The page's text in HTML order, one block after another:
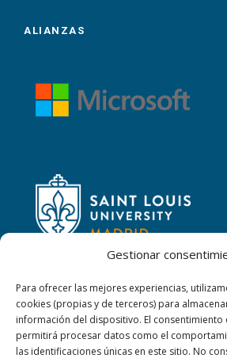
Gestionar
Para ofrecer las mejores experiencias,
cookies (propias y de terceros) para
información del dispositivo. El consentimiento
permitirá procesar datos como el
las identificaciones únicas en este sitio. No
ALIANZAS
CONTACTAR